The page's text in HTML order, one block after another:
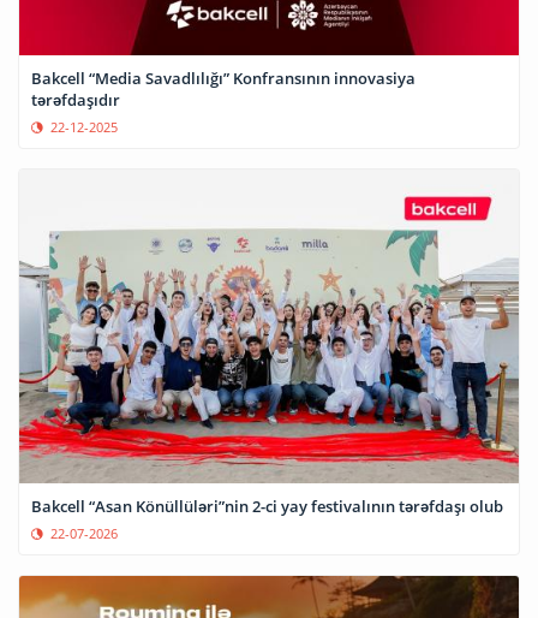
Bakcell “Media Savadlılığı” Konfransının innovasiya
tərəfdaşıdır
22-12-2025
Bakcell “Asan Könüllüləri”nin 2-ci yay festivalının tərəfdaşı olub
22-07-2026